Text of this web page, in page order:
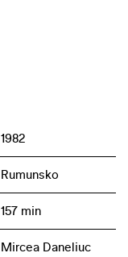
1982
Rumunsko
157 min
Mircea Daneliuc